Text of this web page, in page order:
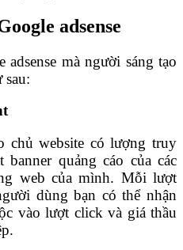
adsense
mà người sáng tạo
sau:
chủ website có lượng truy
quảng cáo của các
web của mình. Mỗi lượt
dùng bạn có thể nhận
vào lượt click và giá thầu